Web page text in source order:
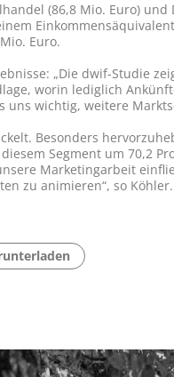
(86,8 Mio. Euro)
Euro.
„Die dwif-Studie
worin lediglich
wichtig, weitere
Besonders
Segment um 70,2
Marketingarbeit
zu animieren“, so Köhler.